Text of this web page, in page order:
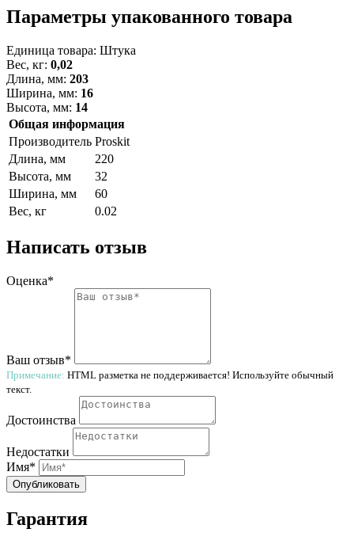
Параметры упакованного товара
Единица товара: Штука
Вес, кг: 0,02
Длина, мм: 203
Ширина, мм: 16
Высота, мм: 14
Общая информация
Производитель Proskit
Длина, мм
220
Высота, мм
32
Ширина, мм
60
Вес, кг
0.02
Написать отзыв
Оценка*
Ваш отзыв*
Примечание: HTML разметка не поддерживается! Используйте обычный
текст.
Достоинства
Недостатки
Имя*
Опубликовать
Гарантия